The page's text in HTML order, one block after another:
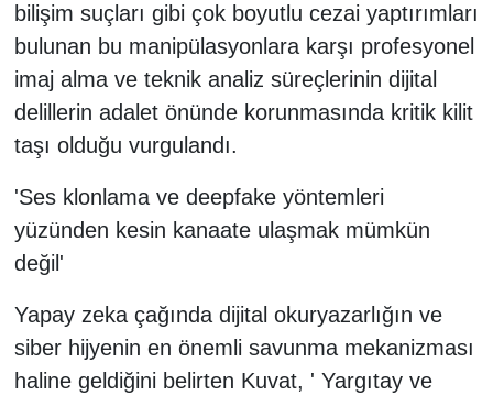
bilişim suçları gibi çok boyutlu cezai yaptırımları
bulunan bu manipülasyonlara karşı profesyonel
imaj alma ve teknik analiz süreçlerinin dijital
delillerin adalet önünde korunmasında kritik kilit
taşı olduğu vurgulandı.
'Ses klonlama ve deepfake yöntemleri
yüzünden kesin kanaate ulaşmak mümkün
değil'
Yapay zeka çağında dijital okuryazarlığın ve
siber hijyenin en önemli savunma mekanizması
haline geldiğini belirten Kuvat, ' Yargıtay ve